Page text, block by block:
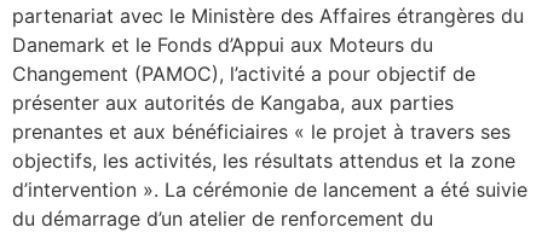
partenariat avec le Ministère des Affaires étrangères du
Danemark et le Fonds d’Appui aux Moteurs du
Changement (PAMOC), l’activité a pour objectif de
présenter aux autorités de Kangaba, aux parties
prenantes et aux bénéficiaires « le projet à travers ses
objectifs, les activités, les résultats attendus et la zone
d’intervention ». La cérémonie de lancement a été suivie
du démarrage d’un atelier de renforcement du